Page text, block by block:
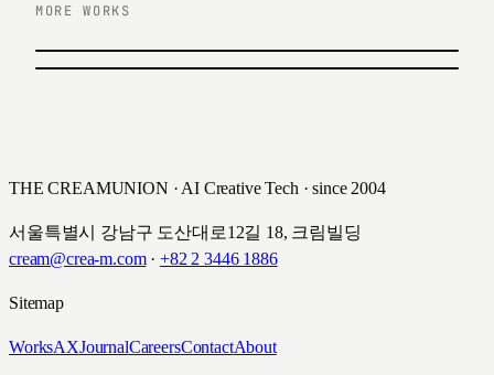
MORE WORKS
THE CREAMUNION · AI Creative Tech · since 2004
서울특별시 강남구 도산대로12길 18, 크림빌딩
cream@crea-m.com· +82 2 3446 1886
Sitemap
WorksAXJournalCareersContactAbout